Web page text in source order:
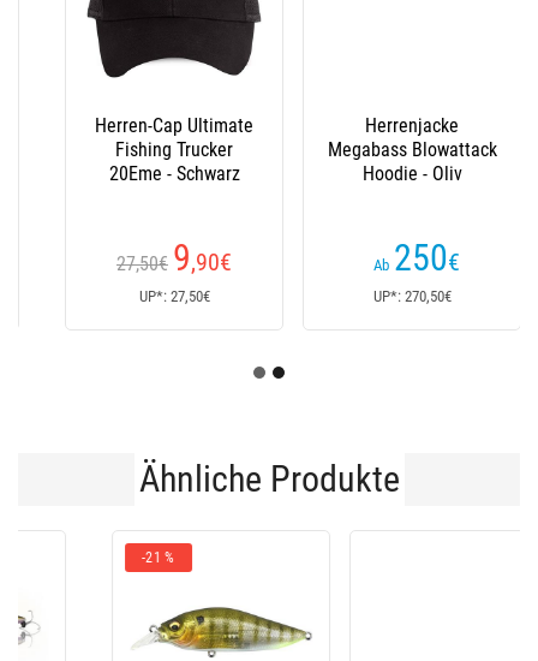
Herrenjacke
Megabass Blowattack
Hoodie - Oliv
250 €
UP*: 270,50€
Herrenjacke
Megabass Down
Jacket Beige
134,90€
UP*: 414€
Ähnliche Produkte